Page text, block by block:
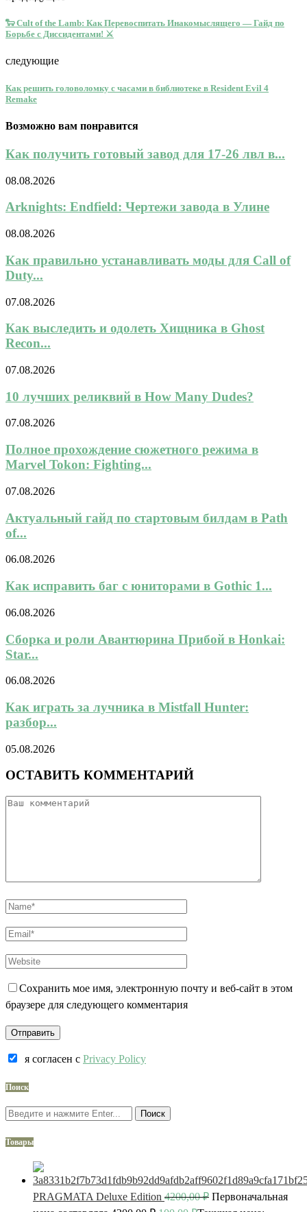
🐑 Cult of the Lamb: Как Перевоспитать Инакомыслящего — Гайд по
Борьбе с Диссидентами! ⚔️
следующие
Как решить головоломку с часами в библиотеке в Resident Evil 4
Remake
Возможно вам понравится
Как получить готовый завод для 17-26 лвл в...
08.08.2026
Arknights: Endfield: Чертежи завода в Улине
08.08.2026
Как правильно устанавливать моды для Call of
Duty...
07.08.2026
Как выследить и одолеть Хищника в Ghost
Recon...
07.08.2026
10 лучших реликвий в How Many Dudes?
07.08.2026
Полное прохождение сюжетного режима в
Marvel Tokon: Fighting...
07.08.2026
Актуальный гайд по стартовым билдам в Path
of...
06.08.2026
Как исправить баг с юниторами в Gothic 1...
06.08.2026
Сборка и роли Авантюрина Прибой в Honkai:
Star...
06.08.2026
Как играть за лучника в Mistfall Hunter:
разбор...
05.08.2026
ОСТАВИТЬ КОММЕНТАРИЙ
Сохранить мое имя, электронную почту и веб-сайт в этом
браузере для следующего комментария
я согласен c Privacy Policy
Поиск
Поиск
Товары
PRAGMATA Deluxe Edition 4200,00₽ Первоначальная